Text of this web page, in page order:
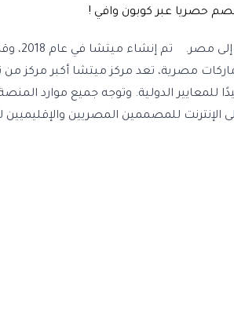
.موقع ميتشا
وإحياء ثقافة الموضة في مصر. ‬ ‏‫ ‬ ‫الآن موطن لأكثر من 300 مصممي وماركات
الدولية. وتوجه جميع موارد
الإنترنت للمصممين المصريين